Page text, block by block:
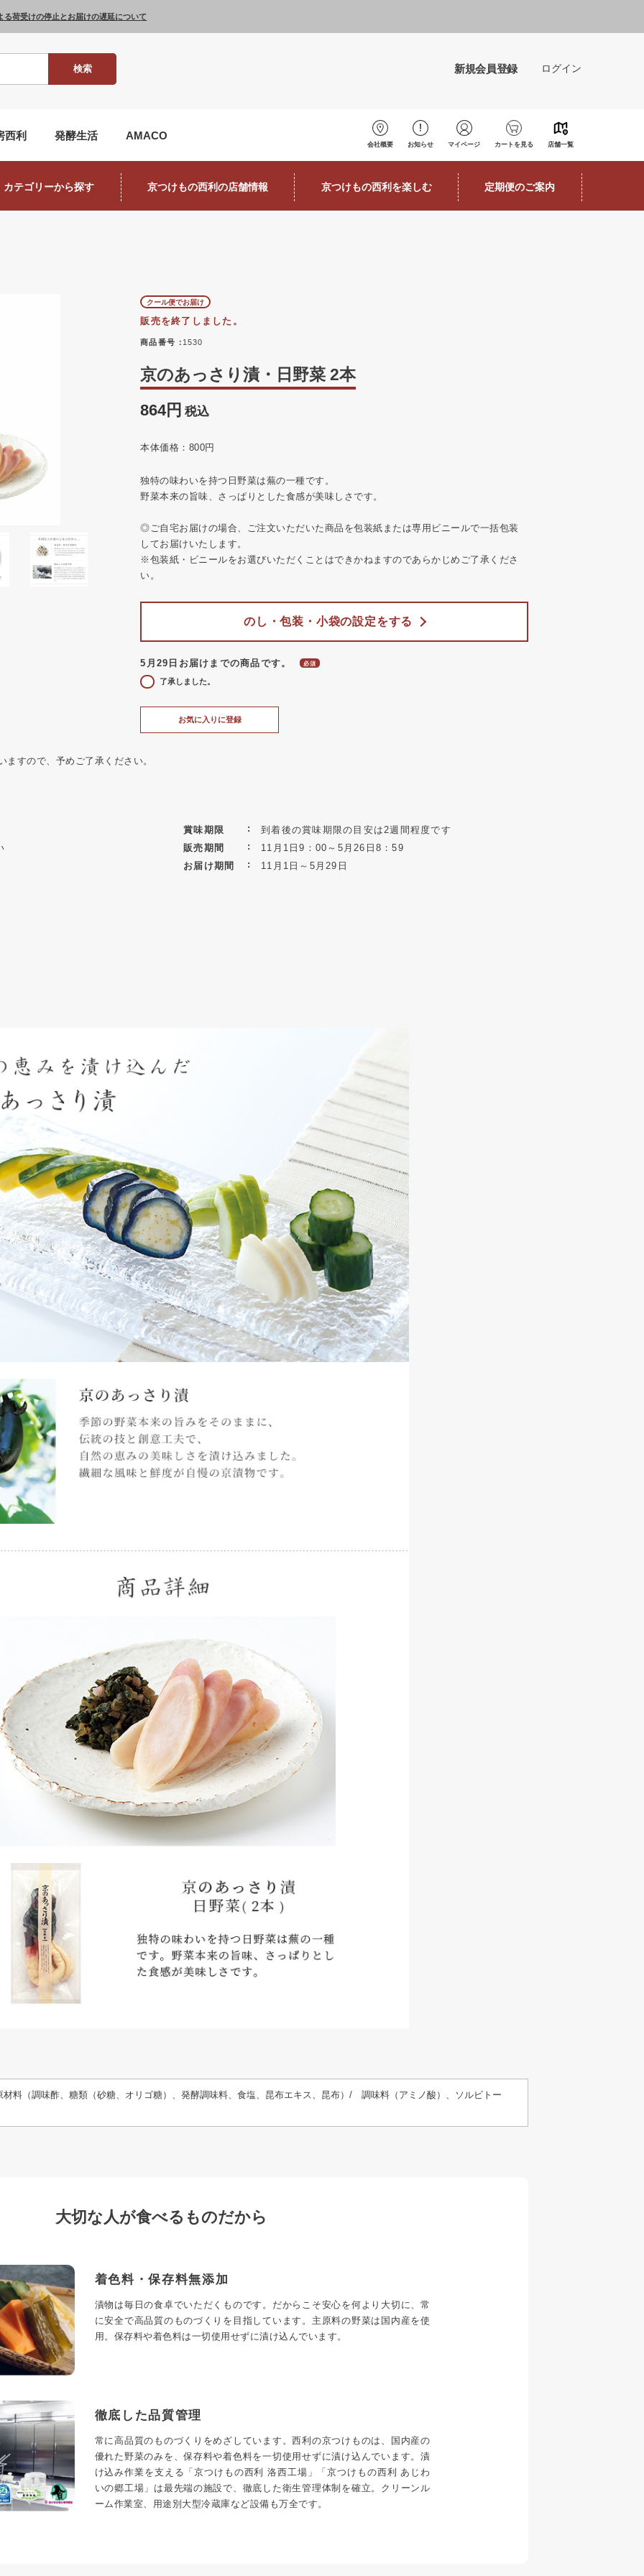
荷受けの停止とお届けの遅延について
検索 新規会員登録 ログイン
西利 発酵生活 AMACO
会社概要 お知らせ マイページ カートを見る 店舗一覧
カテゴリーから探す 京つけもの西利の店舗情報 京つけもの西利を楽しむ 定期便のご案内
クール便でお届け
販売を終了しました。
商品番号 1530
京のあっさり漬・日野菜 2本
864 税込
本体価格：800円
独特の味わいを持つ日野菜は蕪の一種です。
野菜本来の旨味、さっぱりとした食感が美味しさです。
◎ご自宅お届けの場合、ご注文いただいた商品を包装紙または専用ビニールで一括包装
してお届けいたします。
※包装紙・ビニールをお選びいただくことはできかねますのであらかじめご了承くださ
い。
のし・包装・小袋の設定をする
5月29日お届けまでの商品です。
了承しました。
お気に入りに登録
すので、予めご了承ください。
賞味期限
到着後の賞味期限の目安は2週間程度です
販売期間
11月1日9：00～5月26日8：59
お届け期間
11月1日～5月29日
材料（調味酢、糖類（砂糖、オリゴ糖）、発酵調味料、食塩、昆布エキス、昆布）/ 調味料（アミノ酸）、ソルビトー
大切な人が食べるものだから
着色料・保存料無添加
漬物は毎日の食卓でいただくものです。だからこそ安心を何より大切に、常
に安全で高品質のものづくりを目指しています。主原料の野菜は国内産を使
用。保存料や着色料は一切使用せずに漬け込んでいます。
徹底した品質管理
常に高品質のものづくりをめざしています。西利の京つけものは、国内産の
優れた野菜のみを、保存料や着色料を一切使用せずに漬け込んでいます。漬
け込み作業を支える「京つけもの西利 洛西工場」「京つけもの西利 あじわ
いの郷工場」は最先端の施設で、徹底した衛生管理体制を確立。クリーンル
ーム作業室、用途別大型冷蔵庫など設備も万全です。